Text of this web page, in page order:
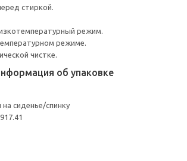
стиркой.
режим.
режиме.
чистке.
об упаковке
сиденье/спинку